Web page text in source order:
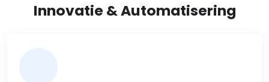
Innovatie & Automatisering